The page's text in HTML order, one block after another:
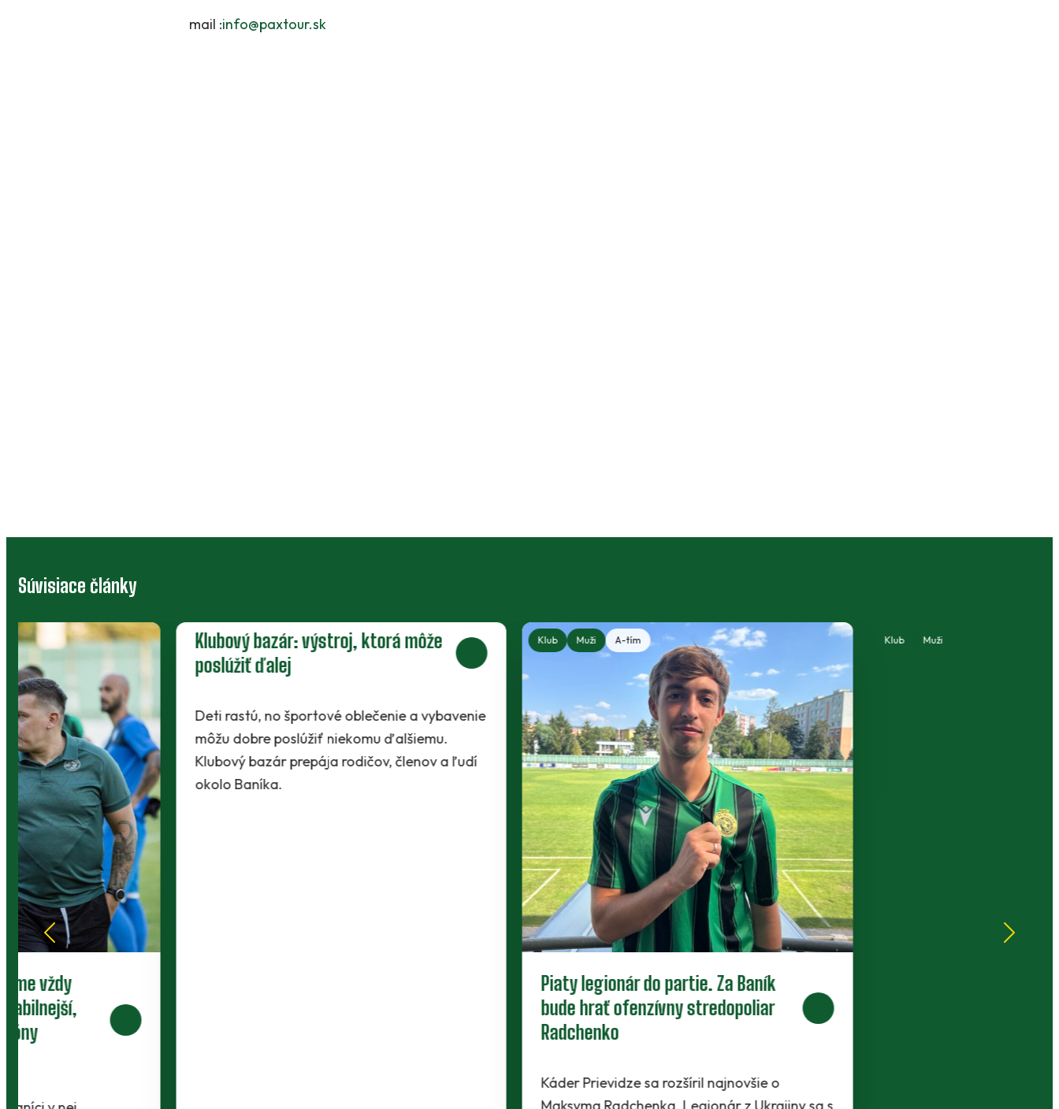
mail :info@paxtour.sk
Súvisiace články
Klubový bazár: výstroj, ktorá môže
poslúžiť ďalej
Deti rastú, no športové oblečenie a vybavenie
môžu dobre poslúžiť niekomu ďalšiemu.
Klubový bazár prepája rodičov, členov a ľudí
okolo Baníka.
Klub Muži A-tím
Piaty legionár do partie. Za Baník
bude hrať ofenzívny stredopoliar
Káder Prievidze sa rozšíril najnovšie o
Klub Muži A-tím
Nové zmluvy pre trojicu
perspektívnych dorastencov
realizačný tím traja mladíci - Maroš Lahký,
Filip Krpelan a Ľudovít Lenhart. Prví dvaja…